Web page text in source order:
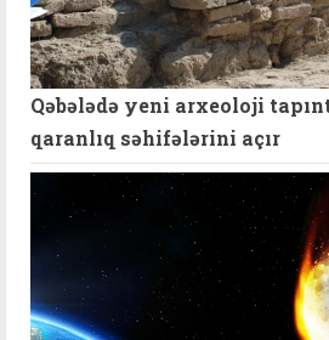
Qəbələdə yeni arxeoloji
qaranlıq səhifələrini açır